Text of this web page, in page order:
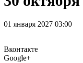
01 января 2027 03:00
Вконтакте
Google+